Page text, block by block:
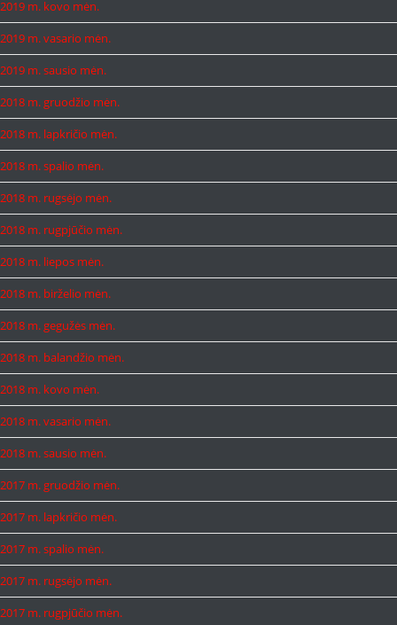
2019 m. kovo mėn.
2019 m. vasario mėn.
2019 m. sausio mėn.
2018 m. gruodžio mėn.
2018 m. lapkričio mėn.
2018 m. spalio mėn.
2018 m. rugsėjo mėn.
2018 m. rugpjūčio mėn.
2018 m. liepos mėn.
2018 m. birželio mėn.
2018 m. gegužės mėn.
2018 m. balandžio mėn.
2018 m. kovo mėn.
2018 m. vasario mėn.
2018 m. sausio mėn.
2017 m. gruodžio mėn.
2017 m. lapkričio mėn.
2017 m. spalio mėn.
2017 m. rugsėjo mėn.
2017 m. rugpjūčio mėn.